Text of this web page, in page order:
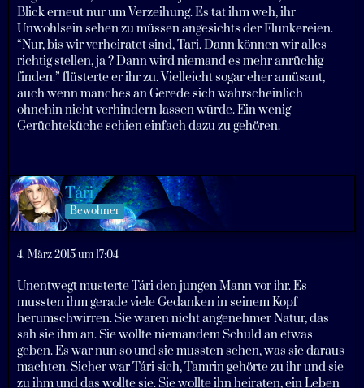
Blick erneut nur um Verzeihung. Es tat ihm weh, ihr
Unwohlsein sehen zu müssen angesichts der Flunkereien.
“Nur, bis wir verheiratet sind, Tari. Dann können wir alles
richtig stellen, ja ? Dann wird niemand es mehr anrüchig
finden.” flüsterte er ihr zu. Vielleicht sogar eher amüsant,
auch wenn manches an Gerede sich wahrscheinlich
ohnehin nicht verhindern lassen würde. Ein wenig
Gerüchteküche schien einfach dazu zu gehören.
Tári
Bewohner
4. März 2015 um 17:04
Unentwegt musterte Tári den jungen Mann vor ihr. Es
mussten ihm gerade viele Gedanken in seinem Kopf
herumschwirren. Sie waren nicht angenehmer Natur, das
sah sie ihm an. Sie wollte niemandem Schuld an etwas
geben. Es war nun so und sie mussten sehen, was sie daraus
machten. Sicher war Tári sich, Tamrin gehörte zu ihr und sie
zu ihm und das wollte sie. Sie wollte ihn heiraten, ein Leben